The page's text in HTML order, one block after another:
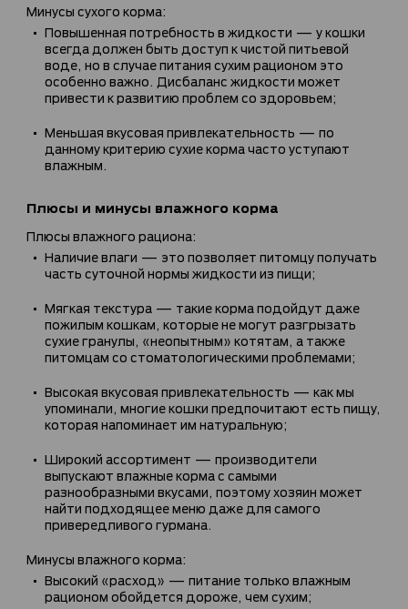
Минусы сухого корма:
Повышенная потребность в жидкости — у кошки
всегда должен быть доступ к чистой питьевой
воде, но в случае питания сухим рационом это
особенно важно. Дисбаланс жидкости может
привести к развитию проблем со здоровьем;
Меньшая вкусовая привлекательность — по
данному критерию сухие корма часто уступают
влажным.
Плюсы и минусы влажного корма
Плюсы влажного рациона:
Наличие влаги — это позволяет питомцу получать
часть суточной нормы жидкости из пищи;
Мягкая текстура — такие корма подойдут даже
пожилым кошкам, которые не могут разгрызать
сухие гранулы, «неопытным» котятам, а также
питомцам со стоматологическими проблемами;
Высокая вкусовая привлекательность — как мы
упоминали, многие кошки предпочитают есть пищу,
которая напоминает им натуральную;
Широкий ассортимент — производители
выпускают влажные корма с самыми
разнообразными вкусами, поэтому хозяин может
найти подходящее меню даже для самого
привередливого гурмана.
Минусы влажного корма:
Высокий «расход» — питание только влажным
рационом обойдется дороже, чем сухим;